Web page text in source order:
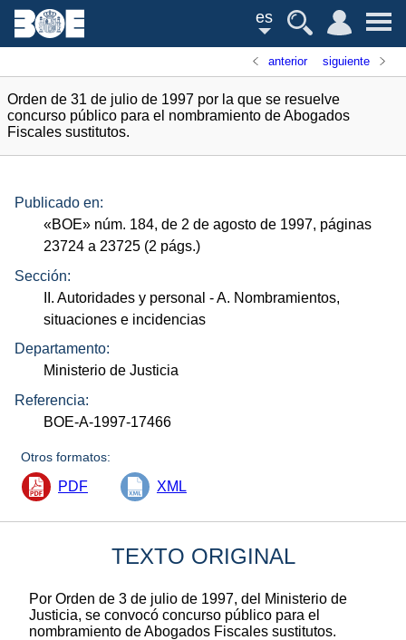
es
anterior siguiente
Orden de 31 de julio de 1997 por la que se resuelve
concurso público para el nombramiento de Abogados
Fiscales sustitutos.
Publicado en:
«BOE» núm. 184, de 2 de agosto de 1997, páginas
23724 a 23725 (2 págs.)
Sección:
II. Autoridades y personal - A. Nombramientos,
situaciones e incidencias
Departamento:
Ministerio de Justicia
Referencia:
BOE-A-1997-17466
Otros formatos:
PDF XML
TEXTO ORIGINAL
Por Orden de 3 de julio de 1997, del Ministerio de
Justicia, se convocó concurso público para el
nombramiento de Abogados Fiscales sustitutos.